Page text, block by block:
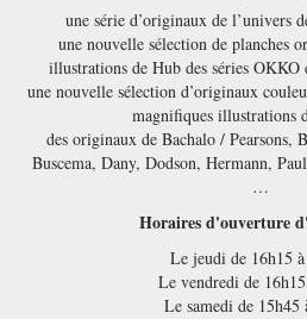
une série d’originaux de l’univers
une nouvelle sélection de planches
illustrations de Hub des séries OKKO
une nouvelle sélection d’originaux
magnifiques illustrations
des originaux de Bachalo / Pearsons,
Buscema, Dany, Dodson, Hermann,
…
Horaires d'ouverture
Le jeudi de 16h15
Le vendredi de
Le samedi de 15h45